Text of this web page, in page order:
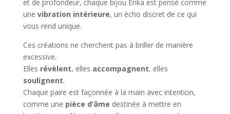
et de profondeur, chaque bijou Enka est pensé comme
une vibration intérieure, un écho discret de ce qui
vous rend unique.
Ces créations ne cherchent pas à briller de manière
excessive.
Elles révèlent, elles accompagnent, elles
soulignent.
Chaque paire est façonnée à la main avec intention,
comme une pièce d’âme destinée à mettre en